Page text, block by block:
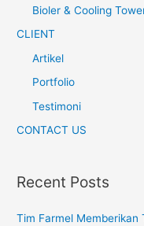
Bioler & Cooling
CLIENT
Artikel
Portfolio
Testimoni
CONTACT US
Recent Posts
Tim Farmel Memberikan